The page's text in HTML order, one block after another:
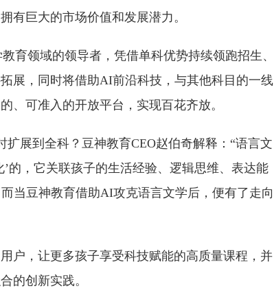
有巨大的市场价值和发展潜力。
育领域的领导者，凭借单科优势持续领跑招生、
展，同时将借助AI前沿科技，与其他科目的一线
、可准入的开放平台，实现百花齐放。
扩展到全科？豆神教育CEO赵伯奇解释：“语言文
的，它关联孩子的生活经验、逻辑思维、表达能
当豆神教育借助AI攻克语言文学后，便有了走向
户，让更多孩子享受科技赋能的高质量课程，并
的创新实践。